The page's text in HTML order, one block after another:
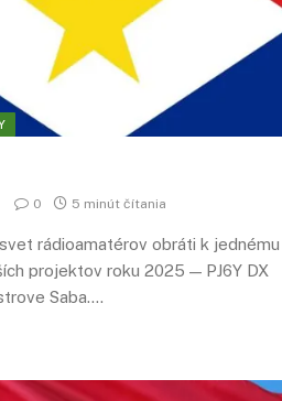
0 5 minút čítania
rádioamatérov obráti k jednému
projektov roku 2025 — PJ6Y DX
Saba.…